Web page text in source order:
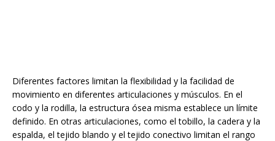
Diferentes factores limitan la flexibilidad y la facilidad de
movimiento en diferentes articulaciones y músculos. En el
codo y la rodilla, la estructura ósea misma establece un límite
definido. En otras articulaciones, como el tobillo, la cadera y la
espalda, el tejido blando y el tejido conectivo limitan el rango